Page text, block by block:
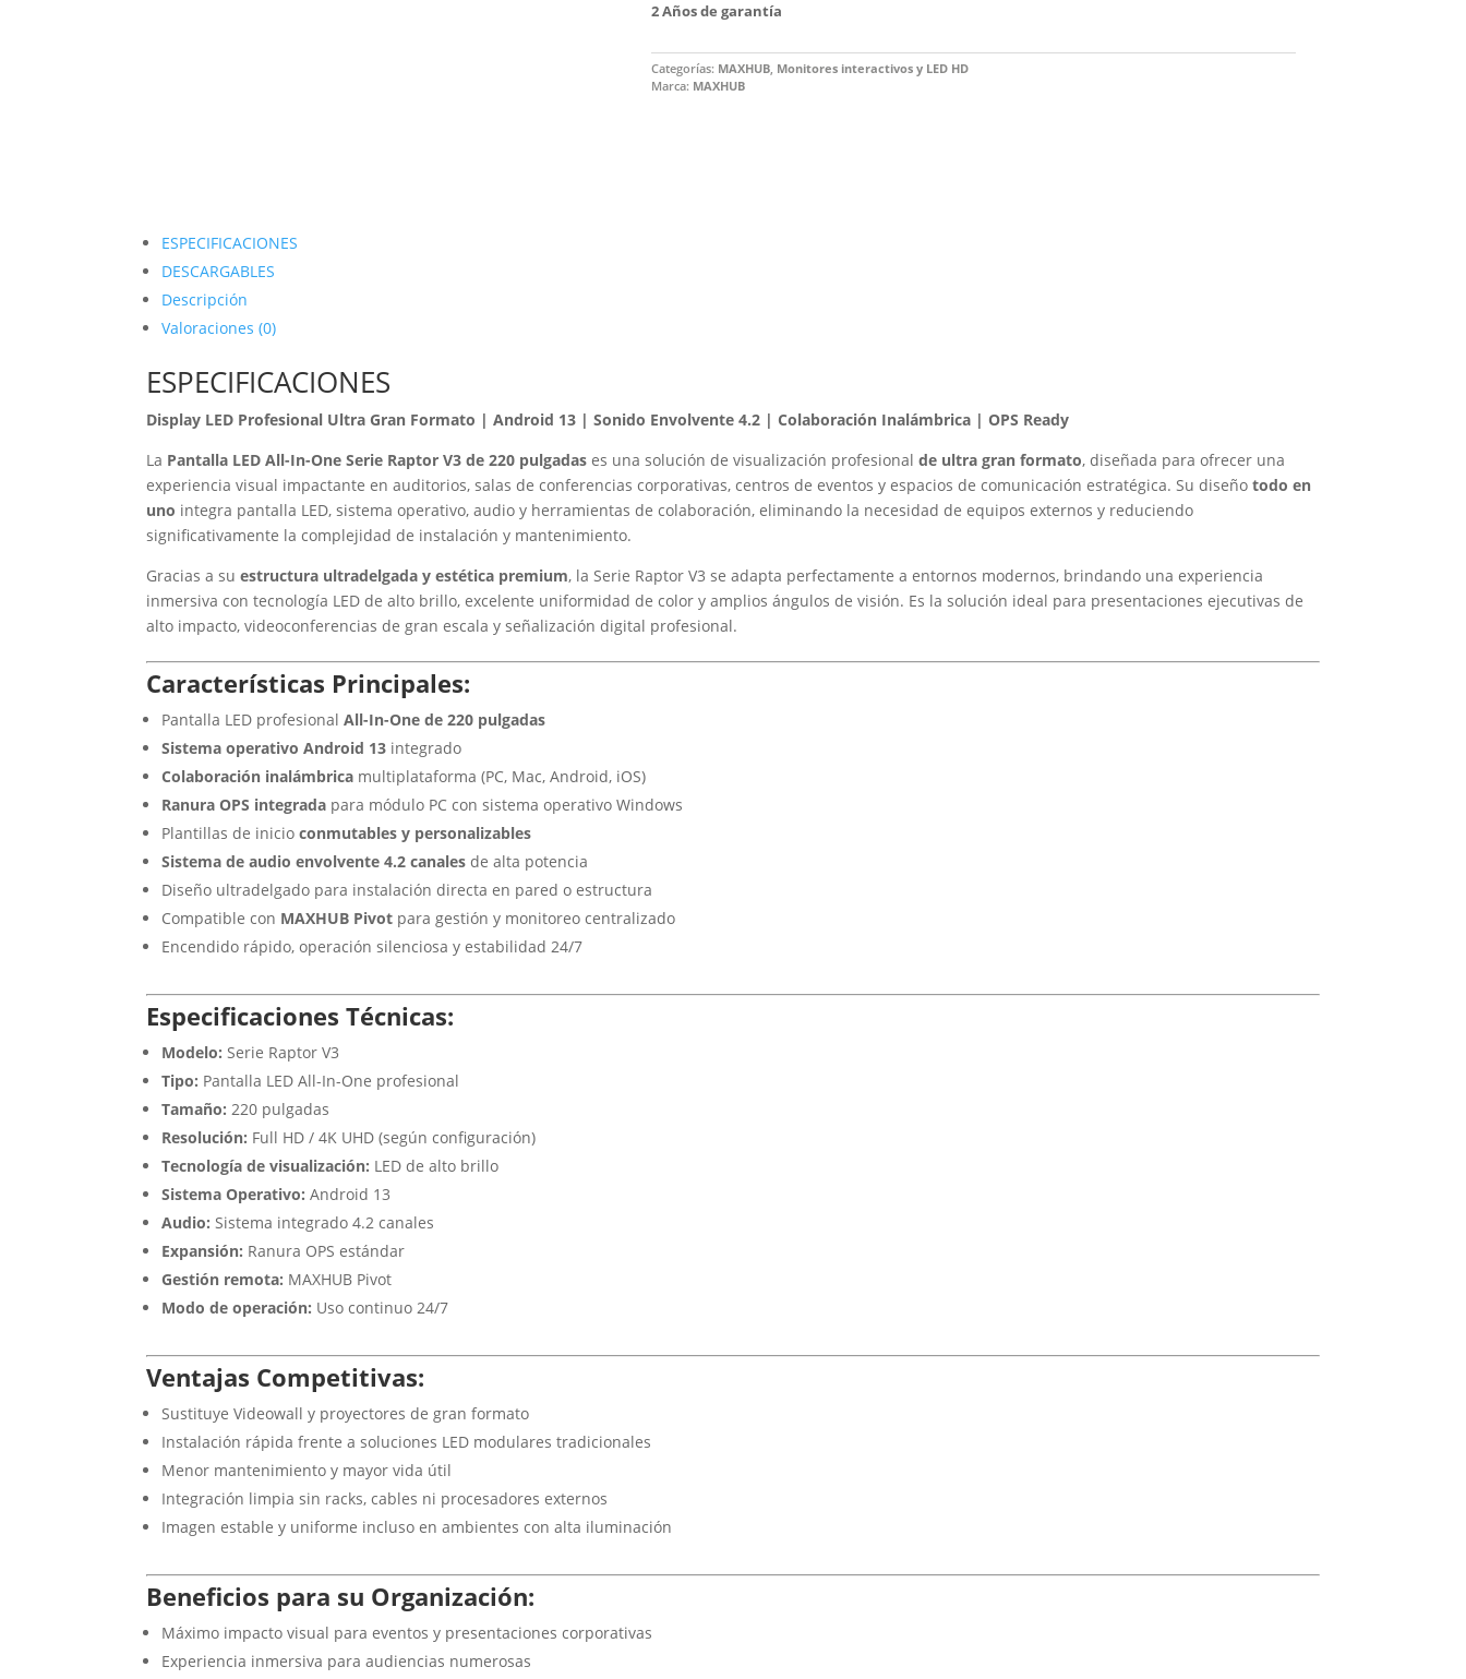
2 Años de garantía
Categorías: MAXHUB, Monitores interactivos y LED HD
Marca: MAXHUB
ESPECIFICACIONES
DESCARGABLES
Descripción
Valoraciones (0)
ESPECIFICACIONES
Display LED Profesional Ultra Gran Formato | Android 13 | Sonido Envolvente 4.2 | Colaboración Inalámbrica | OPS Ready
La Pantalla LED All-In-One Serie Raptor V3 de 220 pulgadas es una solución de visualización profesionalde ultra gran formato, diseñada para ofrecer una
experiencia visual impactante en auditorios, salas de conferencias corporativas, centros de eventos y espacios de comunicación estratégica. Su diseñotodo en
uno integra pantalla LED, sistema operativo, audio y herramientas de colaboración, eliminando la necesidad de equipos externos y reduciendo
significativamente la complejidad de instalación y mantenimiento.
Gracias a suestructura ultradelgada y estética premium, la Serie Raptor V3 se adapta perfectamente a entornos modernos, brindando una experiencia
inmersiva con tecnología LED de alto brillo, excelente uniformidad de color y amplios ángulos de visión. Es la solución ideal para presentaciones ejecutivas de
alto impacto, videoconferencias de gran escala y señalización digital profesional.
Características Principales:
Pantalla LED profesionalAll-In-One de 220 pulgadas
Sistema operativo Android 13 integrado
Colaboración inalámbrica multiplataforma (PC, Mac, Android, iOS)
Ranura OPS integrada para módulo PC con sistema operativo Windows
Plantillas de inicioconmutables y personalizables
Sistema de audio envolvente 4.2 canales de alta potencia
Diseño ultradelgado para instalación directa en pared o estructura
Compatible con MAXHUB Pivot para gestión y monitoreo centralizado
Encendido rápido, operación silenciosa y estabilidad 24/7
Especificaciones Técnicas:
Modelo: Serie Raptor V3
Tipo: Pantalla LED All-In-One profesional
Tamaño: 220 pulgadas
Resolución: Full HD / 4K UHD (según configuración)
Tecnología de visualización: LED de alto brillo
Sistema Operativo: Android 13
Audio: Sistema integrado 4.2 canales
Expansión: Ranura OPS estándar
Gestión remota: MAXHUB Pivot
Modo de operación: Uso continuo 24/7
Ventajas Competitivas:
Sustituye Videowall y proyectores de gran formato
Instalación rápida frente a soluciones LED modulares tradicionales
Menor mantenimiento y mayor vida útil
Integración limpia sin racks, cables ni procesadores externos
Imagen estable y uniforme incluso en ambientes con alta iluminación
Beneficios para su Organización:
Máximo impacto visual para eventos y presentaciones corporativas
Experiencia inmersiva para audiencias numerosas